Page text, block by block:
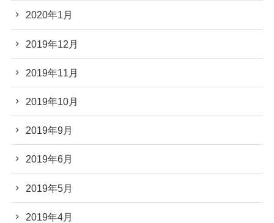
2020年1月
2019年12月
2019年11月
2019年10月
2019年9月
2019年6月
2019年5月
2019年4月